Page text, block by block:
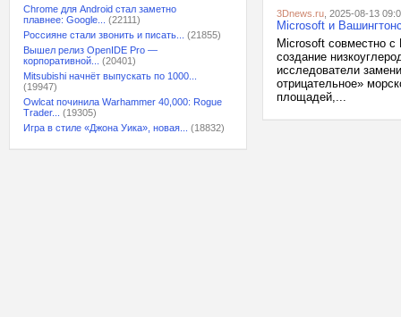
Chrome для Android стал заметно
плавнее: Google...
(22111)
Россияне стали звонить и писать...
(21855)
Вышел релиз OpenIDE Pro —
корпоративной...
(20401)
Mitsubishi начнёт выпускать по 1000...
(19947)
Owlcat починила Warhammer 40,000: Rogue
Trader...
(19305)
Игра в стиле «Джона Уика», новая...
(18832)
3Dnews.ru , 2025-08-13
Microsoft и
Microsoft совместно
создание
исследователи
отрицательное»
площадей,...